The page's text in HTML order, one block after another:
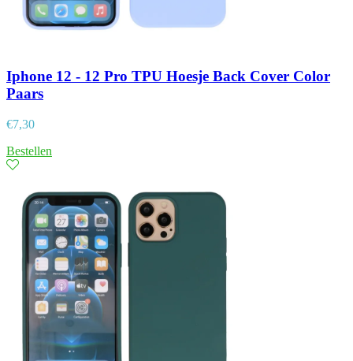
Iphone 12 - 12 Pro TPU Hoesje Back Cover Color
Paars
€7,30
Bestellen